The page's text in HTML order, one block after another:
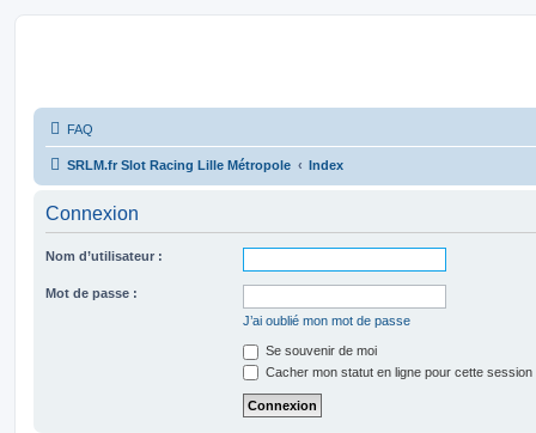
FAQ
SRLM.fr Slot Racing Lille Métropole Index
Connexion
Nom d’utilisateur :
Mot de passe :
J’ai oublié mon mot de passe
Se souvenir de moi
Cacher mon statut en ligne pour cette session